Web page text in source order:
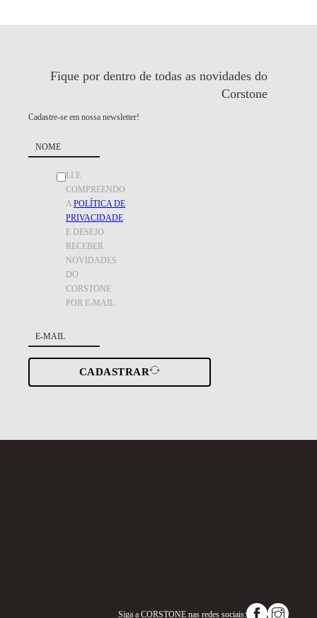
Fique por dentro de todas as novidades do
Corstone
Cadastre-se em nossa newsletter!
LI E
COMPREENDO
A POLÍTICA DE
PRIVACIDADE
E DESEJO
RECEBER
NOVIDADES
DO
CORSTONE
POR E-MAIL
CADASTRAR
Siga a CORSTONE nas redes sociais: